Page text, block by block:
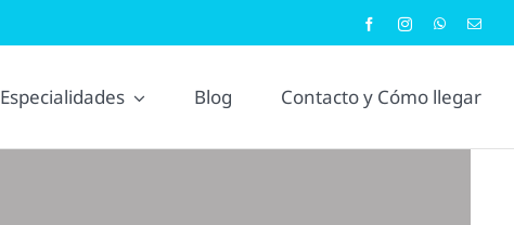
Especialidades Blog Contacto y Cómo llegar